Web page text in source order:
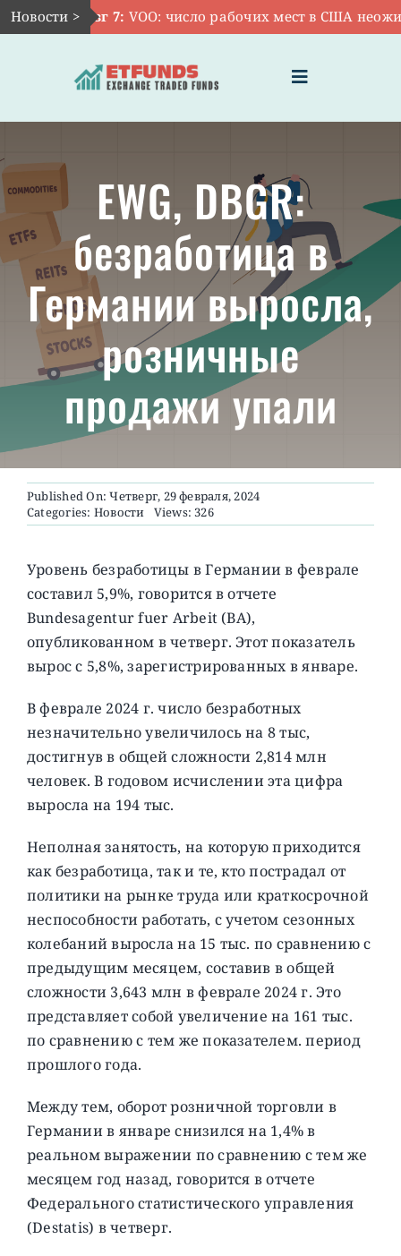
Skip
to
Новости >Авг 7:VOO: число рабочих мест в США
Toggle
Navigation
ЧТО ТАКОЕ ETF
ИНВЕСТИЦИИ В ETF
ТЕМАТИЧЕСКИЕ ETF
АКТУАЛЬНЫЕ
О ПРОЕКТЕ
EWG, DBGR:
безработица в
Германии выросла,
розничные
продажи упали
Published On: Четверг, 29 февраля, 2024
Categories: Новости Views: 326
Уровень безработицы в Германии в феврале
составил 5,9%, говорится в отчете
Bundesagentur fuer Arbeit (BA),
опубликованном в четверг. Этот показатель
вырос с 5,8%, зарегистрированных в январе.
В феврале 2024 г. число безработных
незначительно увеличилось на 8 тыс,
достигнув в общей сложности 2,814 млн
человек. В годовом исчислении эта цифра
выросла на 194 тыс.
Неполная занятость, на которую приходится
как безработица, так и те, кто пострадал от
политики на рынке труда или краткосрочной
неспособности работать, с учетом сезонных
колебаний выросла на 15 тыс. по сравнению с
предыдущим месяцем, составив в общей
сложности 3,643 млн в феврале 2024 г. Это
представляет собой увеличение на 161 тыс.
по сравнению с тем же показателем. период
прошлого года.
Между тем, оборот розничной торговли в
Германии в январе снизился на 1,4% в
реальном выражении по сравнению с тем же
месяцем год назад, говорится в отчете
Федерального статистического управления
(Destatis) в четверг.